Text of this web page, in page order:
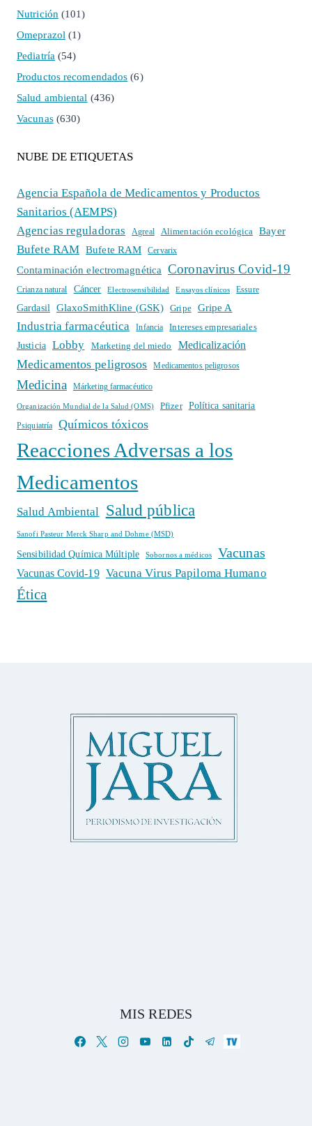
Nutrición (101)
Omeprazol (1)
Pediatría (54)
Productos recomendados (6)
Salud ambiental (436)
Vacunas(630)
NUBE DE ETIQUETAS
Agencia Española de Medicamentos y Productos
Sanitarios (AEMPS)
Agencias reguladoras
Agreal Alimentación ecológica Bayer
Bufete RAM Bufete RAM Cervarix
Contaminación electromagnética Coronavirus Covid-19
Crianza natural Cáncer Electrosensibilidad Ensayos clínicos Essure
Gardasil GlaxoSmithKline (GSK) Gripe Gripe A
Industria farmacéutica Infancia
Intereses empresariales
Justicia
Lobby Marketing del miedo Medicalización
Medicamentos peligrosos Medicamentos peligrosos
Medicina Márketing farmacéutico
Organización Mundial de la Salud (OMS) Pfizer Política sanitaria
Psiquiatría Químicos tóxicos
Reacciones Adversas a los
Medicamentos
Salud Ambiental Salud pública
Sanofi Pasteur Merck Sharp and Dohme (MSD)
Sensibilidad Química Múltiple Sobornos a médicos Vacunas
Vacunas Covid-19 Vacuna Virus Papiloma Humano
Ética
MIS REDES